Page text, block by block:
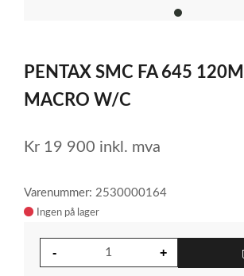
item
of
1
PENTAX SMC FA 645
MACRO W/C
Kr 19 900 inkl. mva
Varenummer: 2530000164
Ingen på lager